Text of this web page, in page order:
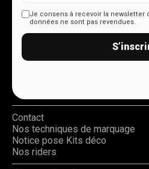
Je consens à recevoir la newsletter
données ne sont pas revendues.
Contact
Nos techniques de marquage
Notice pose Kits déco
Nos riders